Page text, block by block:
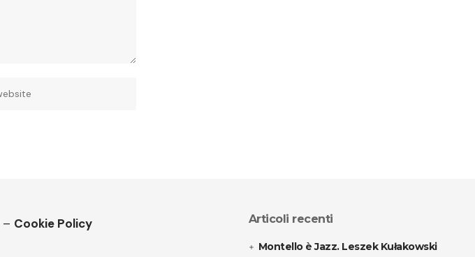
– Cookie Policy Articoli recenti
Montello è Jazz. Leszek Kułakowski